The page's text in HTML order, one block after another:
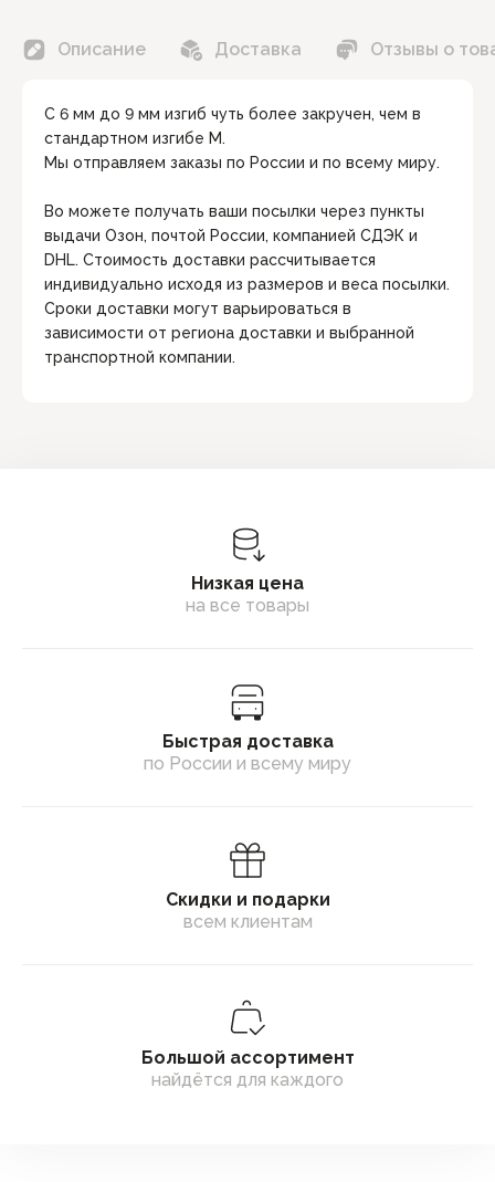
Описание Доставка Отзывы о
С 6 мм до 9 мм изгиб чуть более закручен, чем в
стандартном изгибе М.
Мы отправляем заказы по России и по всему миру.
Во можете получать ваши посылки через пункты
выдачи Озон, почтой России, компанией СДЭК и
DHL. Стоимость доставки рассчитывается
индивидуально исходя из размеров и веса посылки.
Сроки доставки могут варьироваться в
зависимости от региона доставки и выбранной
транспортной компании.
Низкая цена
на все товары
Быстрая доставка
по России и всему миру
Скидки и подарки
всем клиентам
Большой ассортимент
найдётся для каждого